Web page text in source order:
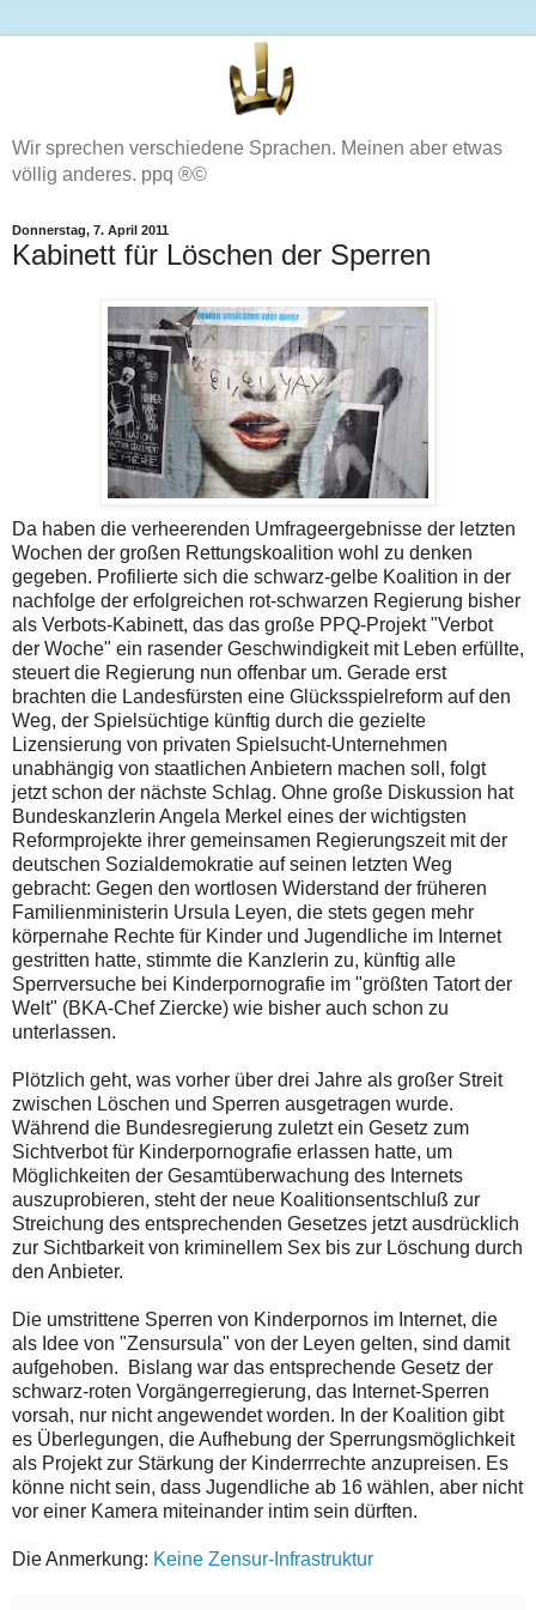
Wir sprechen verschiedene Sprachen. Meinen aber etwas
völlig anderes. ppq ®©
Donnerstag, 7. April 2011
Kabinett für Löschen der Sperren
Da haben die verheerenden Umfrageergebnisse der letzten
Wochen der großen Rettungskoalition wohl zu denken
gegeben. Profilierte sich die schwarz-gelbe Koalition in der
nachfolge der erfolgreichen rot-schwarzen Regierung bisher
als Verbots-Kabinett, das das große PPQ-Projekt "Verbot
der Woche" ein rasender Geschwindigkeit mit Leben erfüllte,
steuert die Regierung nun offenbar um. Gerade erst
brachten die Landesfürsten eine Glücksspielreform auf den
Weg, der Spielsüchtige künftig durch die gezielte
Lizensierung von privaten Spielsucht-Unternehmen
unabhängig von staatlichen Anbietern machen soll, folgt
jetzt schon der nächste Schlag. Ohne große Diskussion hat
Bundeskanzlerin Angela Merkel eines der wichtigsten
Reformprojekte ihrer gemeinsamen Regierungszeit mit der
deutschen Sozialdemokratie auf seinen letzten Weg
gebracht: Gegen den wortlosen Widerstand der früheren
Familienministerin Ursula Leyen, die stets gegen mehr
körpernahe Rechte für Kinder und Jugendliche im Internet
gestritten hatte, stimmte die Kanzlerin zu, künftig alle
Sperrversuche bei Kinderpornografie im "größten Tatort der
Welt" (BKA-Chef Ziercke) wie bisher auch schon zu
unterlassen.
Plötzlich geht, was vorher über drei Jahre als großer Streit
zwischen Löschen und Sperren ausgetragen wurde.
Während die Bundesregierung zuletzt ein Gesetz zum
Sichtverbot für Kinderpornografie erlassen hatte, um
Möglichkeiten der Gesamtüberwachung des Internets
auszuprobieren, steht der neue Koalitionsentschluß zur
Streichung des entsprechenden Gesetzes jetzt ausdrücklich
zur Sichtbarkeit von kriminellem Sex bis zur Löschung durch
den Anbieter.
Die umstrittene Sperren von Kinderpornos im Internet, die
als Idee von "Zensursula" von der Leyen gelten, sind damit
aufgehoben. Bislang war das entsprechende Gesetz der
schwarz-roten Vorgängerregierung, das Internet-Sperren
vorsah, nur nicht angewendet worden. In der Koalition gibt
es Überlegungen, die Aufhebung der Sperrungsmöglichkeit
als Projekt zur Stärkung der Kinderrrechte anzupreisen. Es
könne nicht sein, dass Jugendliche ab 16 wählen, aber nicht
vor einer Kamera miteinander intim sein dürften.
Die Anmerkung: Keine Zensur-Infrastruktur